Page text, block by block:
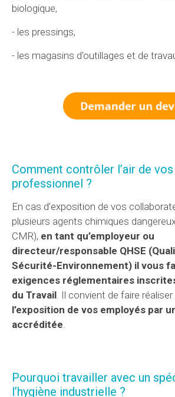
biologique,
- les pressings,
- les magasins d'outillages et de
Comment contrôler l’air de
professionnel ?
En cas d’exposition de vos
plusieurs agents chimiques
CMR), en tant qu’employeur ou
directeur/responsable QHSE
Sécurité-Environnement) il vous
exigences réglementaires
du Travail . Il convient de faire réaliser
l’exposition de vos employés par
accréditée
Pourquoi travailler avec un
l’hygiène industrielle ?